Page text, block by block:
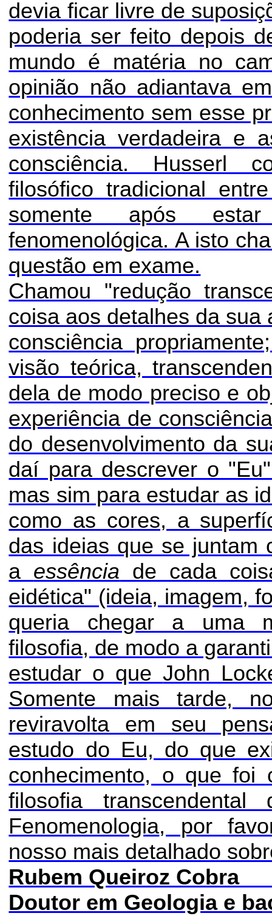
devia ficar livre de
poderia ser feito depois
mundo é matéria no
opinião não adiantava
conhecimento sem esse
existência verdadeira e
consciência. Husserl
filosófico tradicional
somente após
fenomenológica. A isto
questão em exame.
Chamou "redução
coisa aos detalhes da
consciência
visão teórica,
dela de modo preciso e
experiência de
do desenvolvimento da
daí para descrever o
mas sim para estudar as
como as cores, a
das ideias que se juntam
a essência de cada
eidética" (ideia, imagem,
queria chegar a uma
filosofia, de modo a
estudar o queJohn
Somente mais tarde,
reviravolta em seu
estudo do Eu, do que
conhecimento, o que foi
filosofia
Fenomenologia, por
nosso mais detalhado
Rubem Queiroz
Doutor em Geologia e